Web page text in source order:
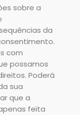
sobre a
da
com
possamos
Poderá
sua
que a
feita